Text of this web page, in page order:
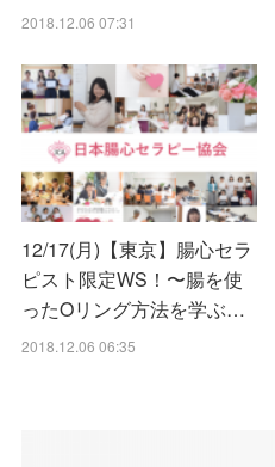
2018.12.06 07:31
12/17(月)【東京】腸心セラ
ピスト限定WS！〜腸を使
ったOリング方法を学ぶ…
2018.12.06 06:35